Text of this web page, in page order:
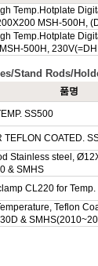
Temp.Hotplate
MSH-500H,
Temp.Hotplate
500H,
Stand Rods/
품명
SS500
TEFLON COATED.
Stainless steel,
& SMHS
CL220 for
Teflon
&